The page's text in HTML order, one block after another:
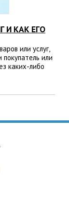
И КАК ЕГО
или услуг,
или
каких-либо